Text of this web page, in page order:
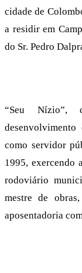
cidade de
a residir em
do Sr. Pedro
“Seu Nízio”,
como servidor
1995, exercendo
rodoviário
mestre de
aposentadoria